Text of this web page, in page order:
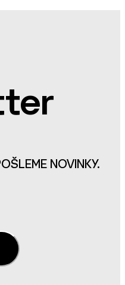
NOVINKY.